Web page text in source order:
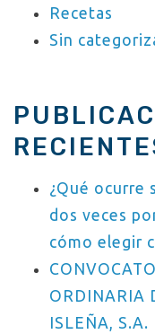
Recetas
Sin
¿Qué ocurre
dos veces
cómo elegir
ORDINARIA
ISLEÑA, S.A.